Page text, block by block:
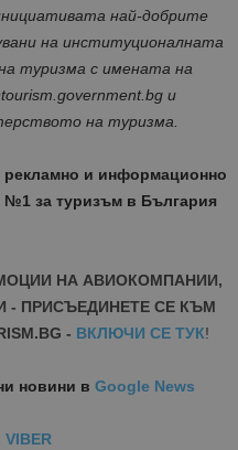
най-добрите
на институционалната
туризма с имената на
и
на туризма.
рекламно и информационно
№1 за туризъм в България
НА АВИОКОМПАНИИ,
- ПРИСЪЕДИНЕТЕ СЕ КЪМ
- ВКЛЮЧИ СЕ ТУК!
новини в Google News
VIBER